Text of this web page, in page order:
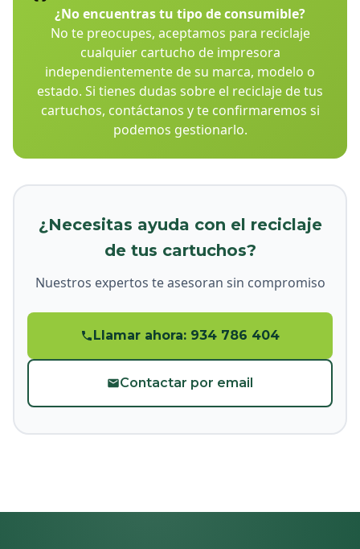
¿No encuentras tu tipo de consumible?
No te preocupes, aceptamos para reciclaje
cualquier cartucho de impresora
independientemente de su marca, modelo o
estado. Si tienes dudas sobre el reciclaje de tus
cartuchos, contáctanos y te confirmaremos si
podemos gestionarlo.
¿Necesitas ayuda con el reciclaje
de tus cartuchos?
Nuestros expertos te asesoran sin compromiso
Llamar ahora: 934 786 404
Contactar por email